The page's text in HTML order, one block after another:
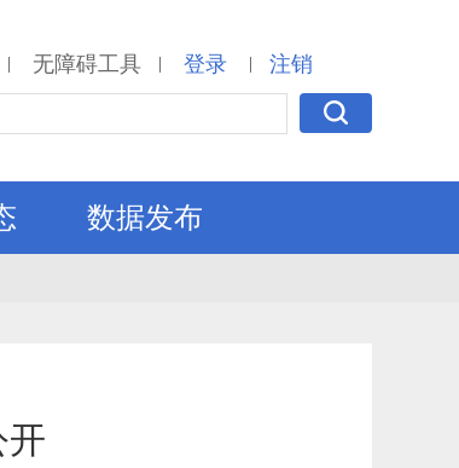
| 无障碍工具 | 登录 | 注销
数据发布
开